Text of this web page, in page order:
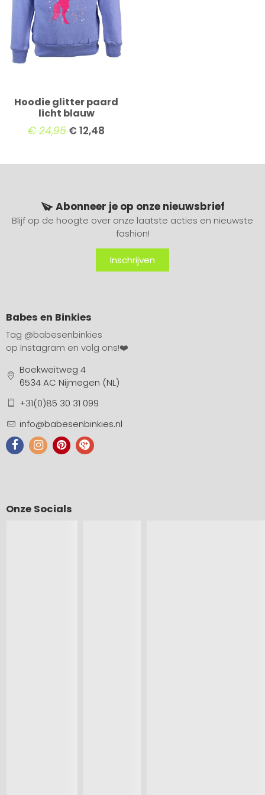
Hoodie glitter paard
licht blauw
€24,95 €12,48
Abonneer je op onze nieuwsbrief
Blijf op de hoogte over onze laatste acties en nieuwste
fashion!
Inschrijven
Babes en Binkies
Tag @babesenbinkies
op Instagram en volg ons!❤️
Boekweitweg 4
6534 AC Nijmegen (NL)
+31(0)85 30 31 099
info@babesenbinkies.nl
Onze Socials